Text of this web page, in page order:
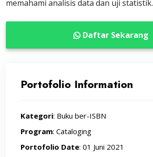
memahami analisis data dan uji statistik.
Daftar Sekarang
Portofolio Information
Kategori: Buku ber-ISBN
Program: Cataloging
Portofolio Date: 01 Juni 2021